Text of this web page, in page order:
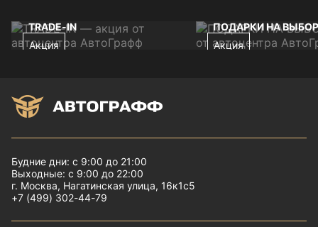
Акция
TRADE-IN
Акция
ПОДАРКИ НА ВЫБОР
Будние дни: с 9:00 до 21:00
Выходные: с 9:00 до 22:00
г. Москва, Нагатинская улица, 16к1с5
+7 (499) 302-44-79